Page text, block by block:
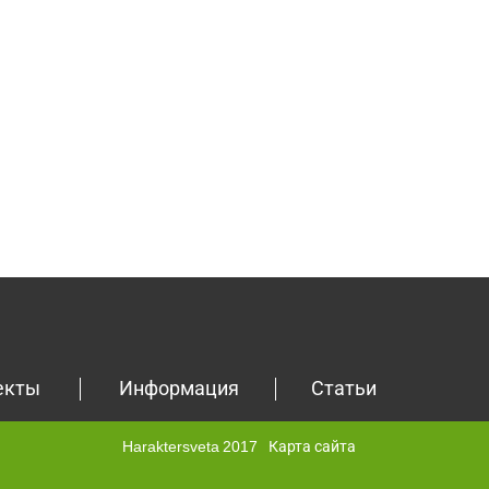
Информация Статьи
Haraktersveta 2017 Карта сайта